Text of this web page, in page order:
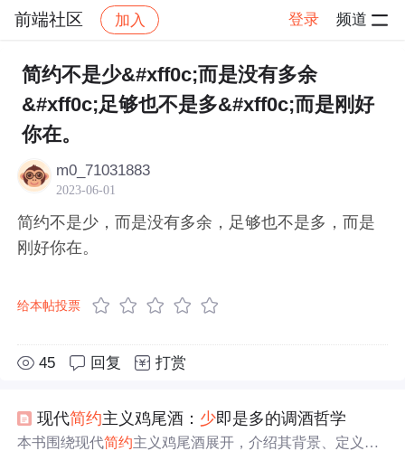
前端社区 加入 登录 频道
社区 前端社区 感慨 帖子详情
简约不是少&#xff0c;而是没有多余
&#xff0c;足够也不是多&#xff0c;而是刚好
你在。
m0_71031883
2023-06-01
简约不是少，而是没有多余，足够也不是多，而是
刚好你在。
给本帖投票
45 回复 打赏
现代简约主义鸡尾酒： 少即是多的调酒哲学
本书围绕现代简约主义鸡尾酒展开，介绍其背景、定义、